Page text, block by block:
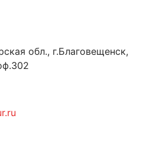
обл., г.Благовещенск,